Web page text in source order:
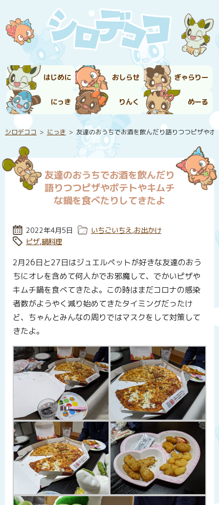
はじめに おしらせ ぎゃらりー
にっき りんく めーる
シロデココ にっき 友達のおうちでお酒を飲んだり語りつつピザや
友達のおうちでお酒を飲んだり
語りつつピザやポテトやキムチ
な鍋を食べたりしてきたよ
投稿日:
2022年4月5日 カテゴリー:
いちごいちえ,お出かけ
タグ:
ピザ,鍋料理
2月26日と27日はジュエルペットが好きな友達のおう
ちにオレを含めて何人かでお邪魔して、でかいピザや
キムチ鍋を食べてきたよ。この時はまだコロナの感染
者数がようやく減り始めてきたタイミングだったけ
ど、ちゃんとみんなの周りではマスクをして対策して
きたよ。